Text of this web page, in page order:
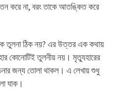
করে না, বরং তাকে আতঙ্কিত করে
তুলনা ঠিক নয়? এর উত্তর এক কথায়
কোনোটিই তুলনীয় নয়। মৃত্যুহারের
জন্য তোলা থাকল। এ লেখায় শুধু
যাক।